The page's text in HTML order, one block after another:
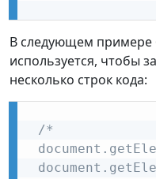
В следующем примере
используется, чтобы
несколько строк кода:
/*